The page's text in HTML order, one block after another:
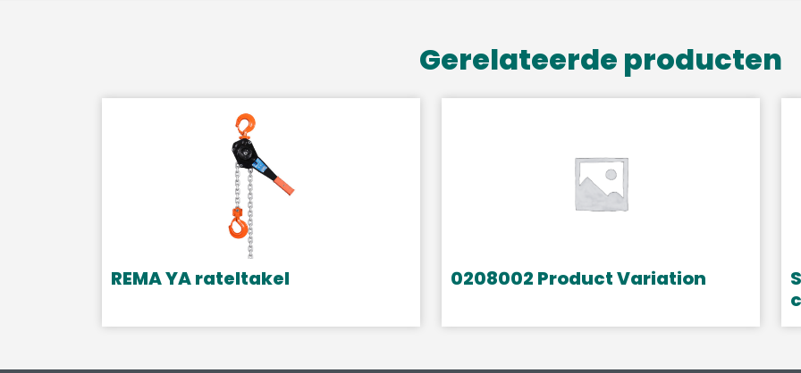
Gerelateerde producten
REMA YA rateltakel
product
0208002 Product Variation